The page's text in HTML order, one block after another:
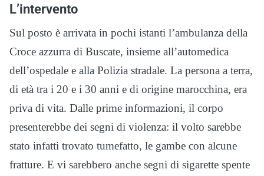
L’intervento
Sul posto è arrivata in pochi istanti l’ambulanza della
Croce azzurra di Buscate, insieme all’automedica
dell’ospedale e alla Polizia stradale. La persona a terra,
di età tra i 20 e i 30 anni e di origine marocchina, era
priva di vita. Dalle prime informazioni, il corpo
presenterebbe dei segni di violenza: il volto sarebbe
stato infatti trovato tumefatto, le gambe con alcune
fratture. E vi sarebbero anche segni di sigarette spente